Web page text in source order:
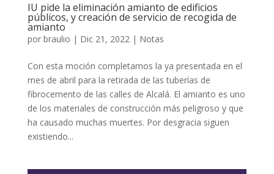
IU pide la eliminación amianto de edificios
públicos, y creación de servicio de recogida de
amianto
por braulio | Dic 21, 2022| Notas
Con esta moción completamos la ya presentada en el
mes de abril para la retirada de las tuberías de
fibrocemento de las calles de Alcalá. El amianto es uno
de los materiales de construcción más peligroso y que
ha causado muchas muertes. Por desgracia siguen
existiendo...